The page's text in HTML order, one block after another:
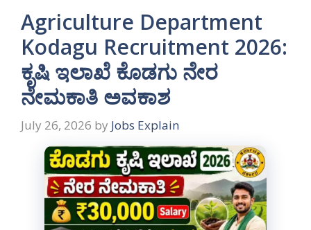
Agriculture Department
Kodagu Recruitment 2026:
ಕೃಷಿ ಇಲಾಖೆ ಕೊಡಗು ನೇರ
ನೇಮಕಾತಿ ಅವಕಾಶ
July 26, 2026 by Jobs Explain